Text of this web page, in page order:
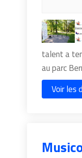
talent a
au parc
Voir les